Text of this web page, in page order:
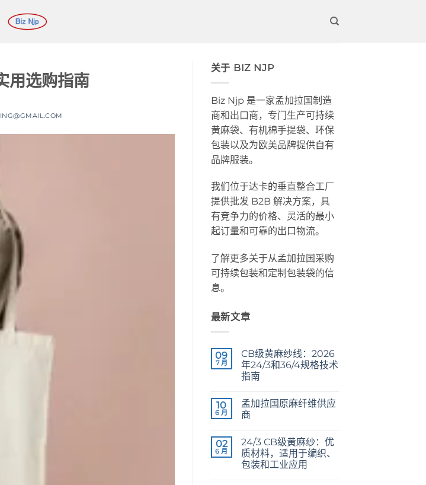
用选购指南
关于 BIZ NJP
Biz Njp 是一家孟加拉国制造
商和出口商，专门生产可持续
黄麻袋、有机棉手提袋、环保
包装以及为欧美品牌提供自有
品牌服装。
我们位于达卡的垂直整合工厂
提供批发 B2B 解决方案，具
有竞争力的价格、灵活的最小
起订量和可靠的出口物流。
了解更多关于从孟加拉国采购
可持续包装和定制包装袋的信
息。
最新文章
09
7 月
CB级黄麻纱线：2026
年24/3和36/4规格技术
指南
Jute
Yarn:
The
Guide
to
24/3
and
论
10
6 月
孟加拉国原麻纤维供应
商
Fibre
Supplier
Bangladesh
论
02
6 月
24/3 CB级黄麻纱：优
质材料，适用于编织、
包装和工业应用